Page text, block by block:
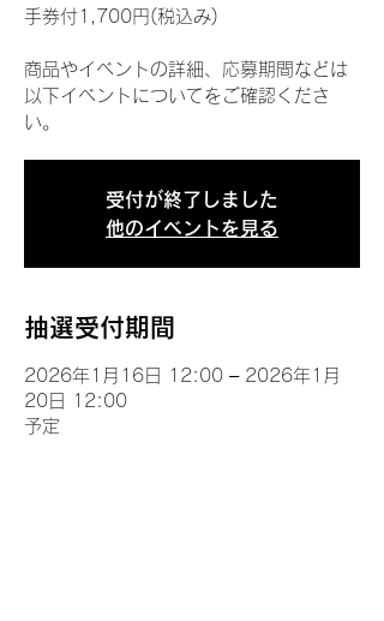
手券付1,700円(税込み)
商品やイベントの詳細、応募期間などは
以下イベントについてをご確認くださ
い。
受付が終了しました
他のイベントを見る
抽選受付期間
2026年1月16日 12:00 – 2026年1月
20日 12:00
予定